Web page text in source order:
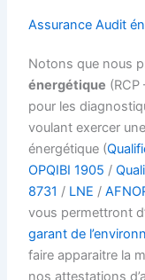
Assurance Audit
Notons que nous
énergétique (RCP
pour les
voulant exercer
énergétique (
OPQIBI 1905 /
8731 / LNE /
vous permettront
garant de
faire apparaitre la
nos attestations